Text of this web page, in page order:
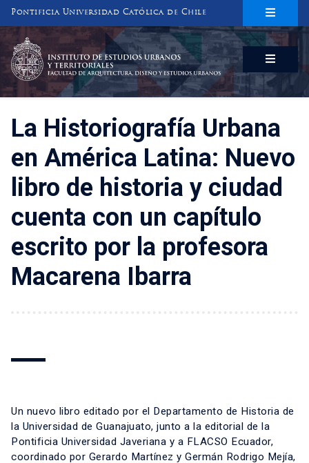
Pontificia Universidad Católica de Chile
INSTITUTO DE ESTUDIOS URBANOS
Y TERRITORIALES
FACULTAD DE ARQUITECTURA, DISEÑO Y ESTUDIOS URBANOS
La Historiografía Urbana
en América Latina: Nuevo
libro de historia y ciudad
cuenta con un capítulo
escrito por la profesora
Macarena Ibarra
Un nuevo libro editado por el Departamento de Historia de
la Universidad de Guanajuato, junto a la editorial de la
Pontificia Universidad Javeriana y a FLACSO Ecuador,
coordinado por Gerardo Martínez y Germán Rodrigo Mejía,